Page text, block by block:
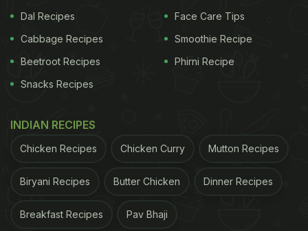
Dal Recipes
Cabbage Recipes
Beetroot Recipes
Snacks Recipes
Face Care Tips
Smoothie Recipe
Phirni Recipe
INDIAN RECIPES
Chicken Recipes Chicken Curry Mutton Recipes
Biryani Recipes Butter Chicken Dinner Recipes
Breakfast Recipes Pav Bhaji